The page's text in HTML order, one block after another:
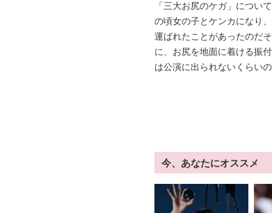
「三大お尻のケガ」につい
の頃女の子とケンカになり
運ばれたことがあったのだ
に、お尻を地面に着ける振
は公演に出られないくらい
今、あなたにオススメ